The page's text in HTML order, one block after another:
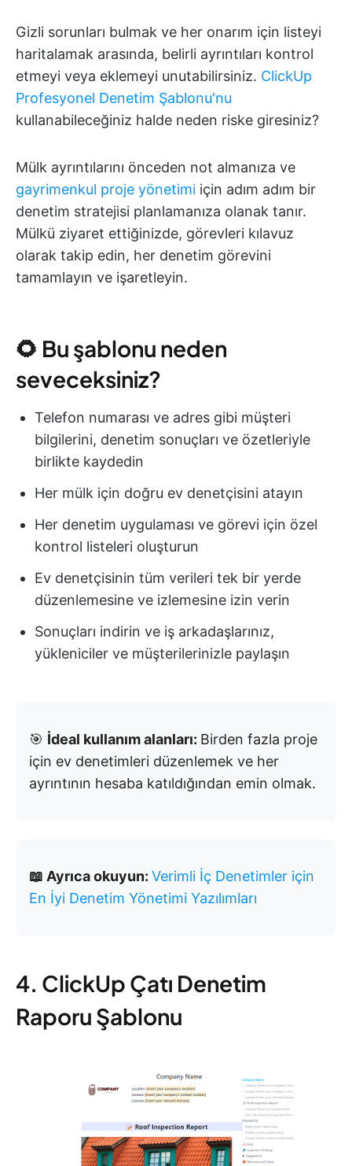
Gizli sorunları bulmak ve her onarım için listeyi
haritalamak arasında, belirli ayrıntıları kontrol
etmeyi veya eklemeyi unutabilirsiniz. ClickUp
Profesyonel Denetim Şablonu'nu
kullanabileceğiniz halde neden riske giresiniz?
Mülk ayrıntılarını önceden not almanıza ve
gayrimenkul proje yönetimi için adım adım bir
denetim stratejisi planlamanıza olanak tanır.
Mülkü ziyaret ettiğinizde, görevleri kılavuz
olarak takip edin, her denetim görevini
tamamlayın ve işaretleyin.
🌻 Bu şablonu neden
seveceksiniz?
Telefon numarası ve adres gibi müşteri
bilgilerini, denetim sonuçları ve özetleriyle
birlikte kaydedin
Her mülk için doğru ev denetçisini atayın
Her denetim uygulaması ve görevi için özel
kontrol listeleri oluşturun
Ev denetçisinin tüm verileri tek bir yerde
düzenlemesine ve izlemesine izin verin
Sonuçları indirin ve iş arkadaşlarınız,
yükleniciler ve müşterilerinizle paylaşın
🎯 İdeal kullanım alanları: Birden fazla proje
için ev denetimleri düzenlemek ve her
ayrıntının hesaba katıldığından emin olmak.
📖 Ayrıca okuyun: Verimli İç Denetimler için
En İyi Denetim Yönetimi Yazılımları
4. ClickUp Çatı Denetim
Raporu Şablonu